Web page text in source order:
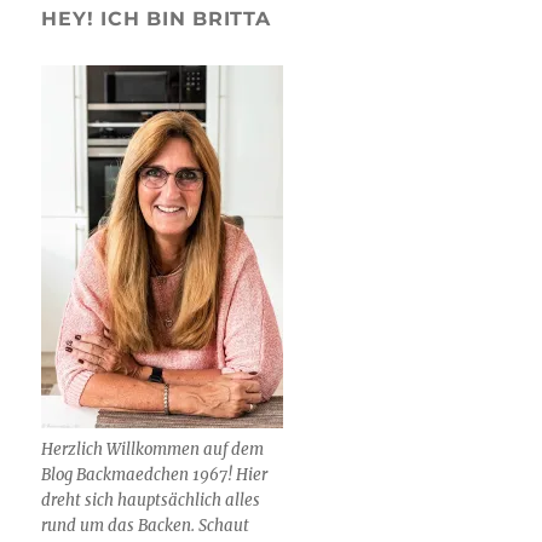
HEY! ICH BIN BRITTA
Herzlich Willkommen auf dem
Blog Backmaedchen 1967! Hier
dreht sich hauptsächlich alles
rund um das Backen. Schaut